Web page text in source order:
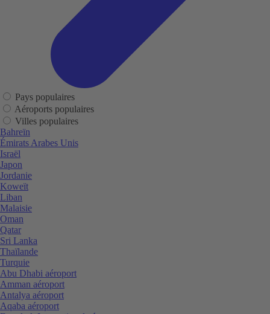
Pays populaires
Aéroports populaires
Villes populaires
Bahreïn
Émirats Arabes Unis
Israël
Japon
Jordanie
Koweït
Liban
Malaisie
Oman
Qatar
Sri Lanka
Thaïlande
Turquie
Abu Dhabi aéroport
Amman aéroport
Antalya aéroport
Aqaba aéroport